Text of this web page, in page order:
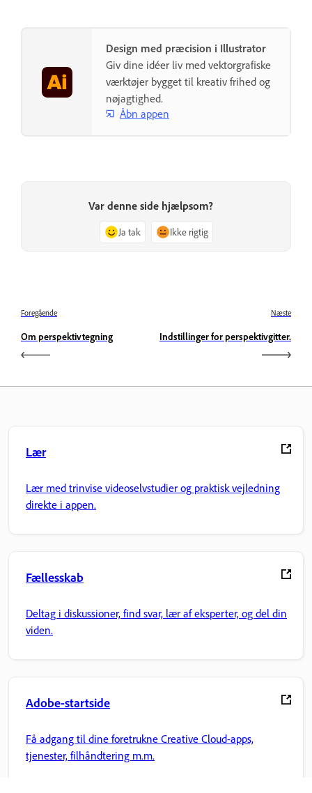
Design med præcision i Illustrator
Giv dine idéer liv med vektorgrafiske
værktøjer bygget til kreativ frihed og
nøjagtighed.
Åbn appen
Var denne side hjælpsom?
Ja tak Ikke rigtig
Foregående
Om perspektivtegning
Næste
Indstillinger for perspektivgitter.
Lær
Lær med trinvise videoselvstudier og praktisk vejledning
direkte i appen.
Fællesskab
Deltag i diskussioner, find svar, lær af eksperter, og del din
viden.
Adobe-startside
Få adgang til dine foretrukne Creative Cloud-apps,
tjenester, filhåndtering m.m.